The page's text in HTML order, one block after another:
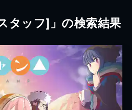
タッフ]」の検索結果